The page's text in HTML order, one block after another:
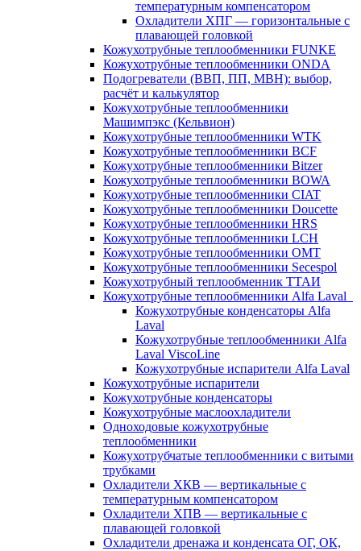
температурным компенсатором
Охладители ХПГ — горизонтальные с
плавающей головкой
Кожухотрубные теплообменники FUNKE
Кожухотрубные теплообменники ONDA
Подогреватели (ВВП, ПП, МВН): выбор,
расчёт и калькулятор
Кожухотрубные теплообменники
Машимпэкс (Кельвион)
Кожухотрубные теплообменники WTK
Кожухотрубные теплообменники BCF
Кожухотрубные теплообменники Bitzer
Кожухотрубные теплообменники BOWA
Кожухотрубные теплообменники CIAT
Кожухотрубные теплообменники Doucette
Кожухотрубные теплообменники HRS
Кожухотрубные теплообменники LCH
Кожухотрубные теплообменники OMT
Кожухотрубные теплообменники Secespol
Кожухотрубный теплообменник ТТАИ
Кожухотрубные теплообменники Alfa Laval
Кожухотрубные конденсаторы Alfa
Laval
Кожухотрубные теплообменники Alfa
Laval ViscoLine
Кожухотрубные испарители Alfa Laval
Кожухотрубные испарители
Кожухотрубные конденсаторы
Кожухотрубные маслоохладители
Одноходовые кожухотрубные
теплообменники
Кожухотрубчатые теплообменники с витыми
трубками
Охладители ХКВ — вертикальные с
температурным компенсатором
Охладители ХПВ — вертикальные с
плавающей головкой
Охладители дренажа и конденсата ОГ, ОК,